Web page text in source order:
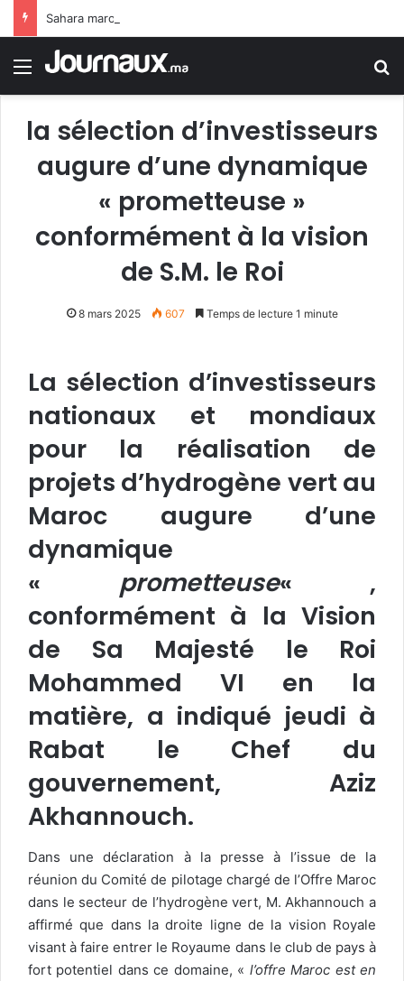
Menu
la sélection d’investisseurs
augure d’une dynamique
« prometteuse »
conformément à la vision
de S.M. le Roi
8 mars 2025 607 Temps de lecture 1 minute
La sélection d’investisseurs
nationaux et mondiaux
pour la réalisation de
projets d’hydrogène vert au
Maroc augure d’une
dynamique
« prometteuse« ,
conformément à la Vision
de Sa Majesté le Roi
Mohammed VI en la
matière, a indiqué jeudi à
Rabat le Chef du
gouvernement, Aziz
Akhannouch.
Dans une déclaration à la presse à l’issue de la
réunion du Comité de pilotage chargé de l’Offre Maroc
dans le secteur de l’hydrogène vert, M. Akhannouch a
affirmé que dans la droite ligne de la vision Royale
visant à faire entrer le Royaume dans le club de pays à
fort potentiel dans ce domaine, « l’offre Maroc est en